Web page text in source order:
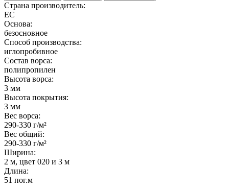
Страна производитель:
ЕС
Основа:
безосновное
Способ производства:
иглопробивное
Состав ворса:
полипропилен
Высота ворса:
3 мм
Высота покрытия:
3 мм
Вес ворса:
290-330 г/м²
Вес общий:
290-330 г/м²
Ширина:
2 м, цвет 020 и 3 м
Длина:
51 пог.м